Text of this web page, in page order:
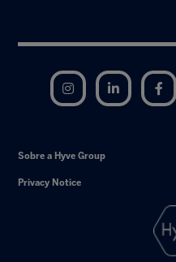
Instagram LinkedIn
Sobre a Hyve Group
Privacy Notice